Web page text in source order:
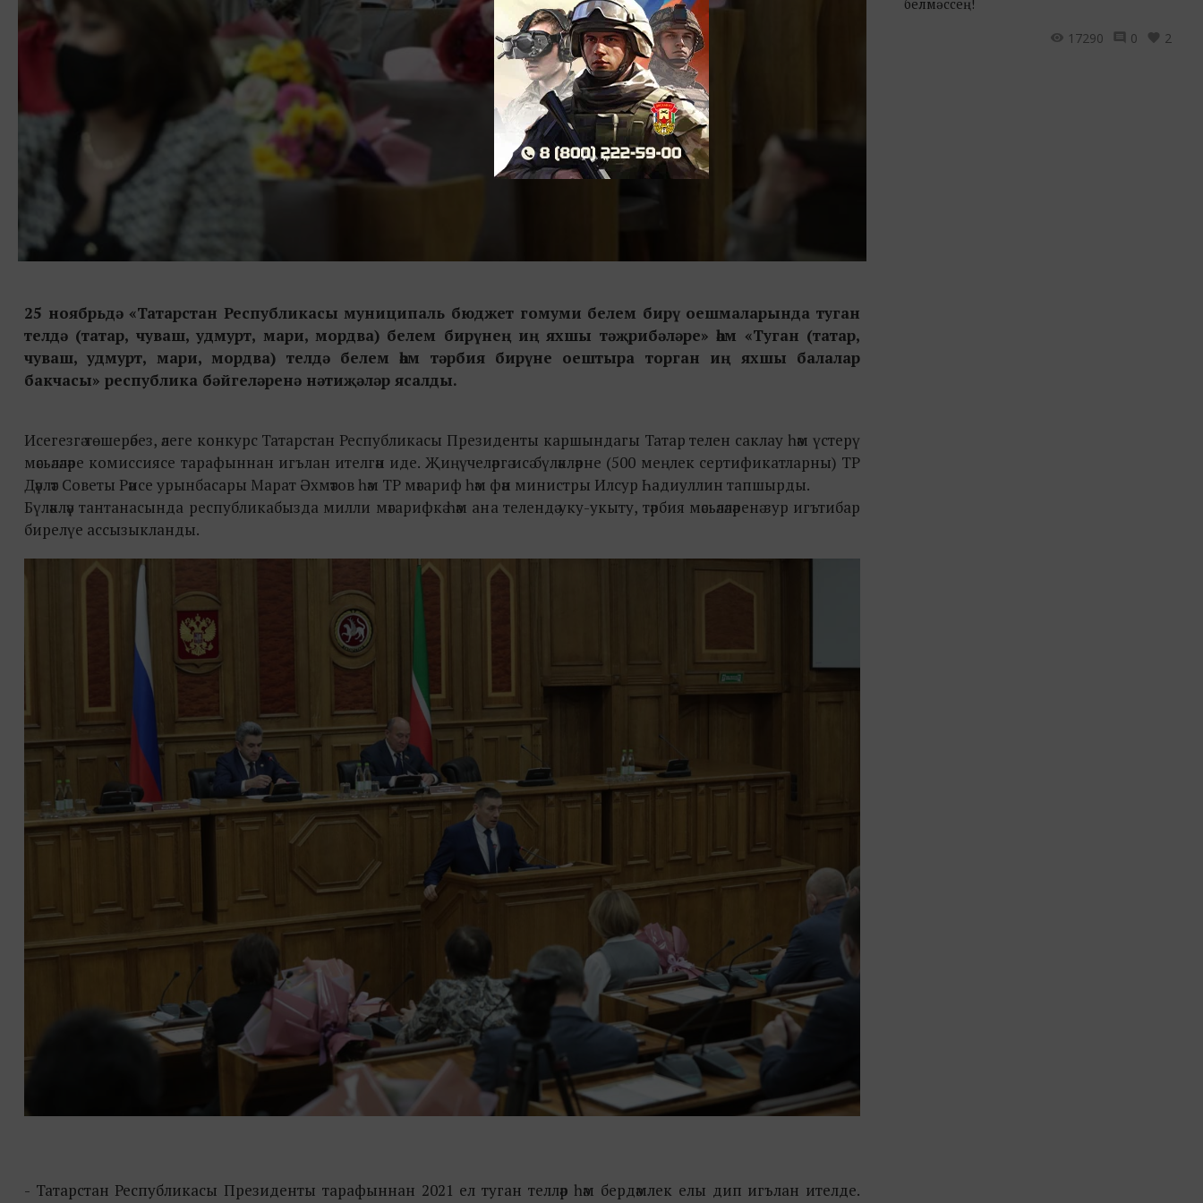
25 ноябрьдә «Татарстан Республикасы муниципаль бюджет гомуми белем бирү оешмаларында туган
телдә (татар, чуваш, удмурт, мари, мордва) белем бирүнең иң яхшы тәҗрибәләре» һәм «Туган (татар,
чуваш, удмурт, мари, мордва) телдә белем һәм тәрбия бирүне оештыра торган иң яхшы балалар
бакчасы» республика бәйгеләренә нәтиҗәләр ясалды.
Исегезгә төшерәбез, әлеге конкурс Татарстан Республикасы Президенты каршындагы Татар телен саклау һәм үстерү
мәсьәләләре комиссиясе тарафыннан игълан ителгән иде. Җиңүчеләргә исә бүләкләрне (500 меңлек сертификатларны) ТР
Дәүләт Советы Рәисе урынбасары Марат Әхмәтов һәм ТР мәгариф һәм фән министры Илсур Һадиуллин тапшырды.
Бүләкләү тантанасында республикабызда милли мәгарифкә һәм ана телендә уку-укыту, тәрбия мәсьәләләренә зур игътибар
бирелүе ассызыкланды.
- Татарстан Республикасы Президенты тарафыннан 2021 ел туган телләр һәм бердәмлек елы дип игълан ителде.
белмәссең!
17290
0 2